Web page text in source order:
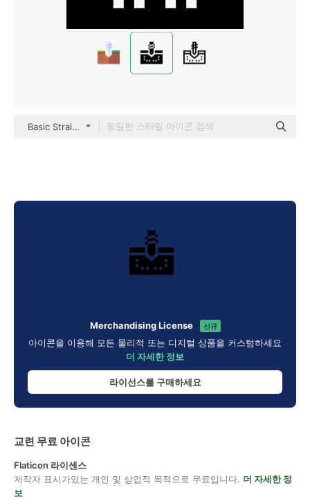
Basic Straight Filled
Merchandising License 신규
아이콘을 이용해 모든 물리적 또는 디지털 상품을 커스텀하세요
더 자세한 정보
라이선스를 구매하세요
교련 무료 아이콘
Flaticon 라이센스
저작자 표시가있는 개인 및 상업적 목적으로 무료입니다. 더 자세한 정
보